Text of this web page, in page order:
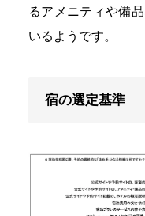
るアメニティや備
いるようです。
宿の選定基準